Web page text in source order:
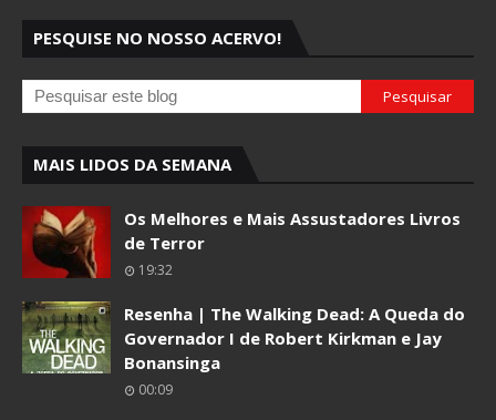
PESQUISE NO NOSSO ACERVO!
MAIS LIDOS DA SEMANA
Os Melhores e Mais Assustadores Livros
de Terror
19:32
Resenha | The Walking Dead: A Queda do
Governador I de Robert Kirkman e Jay
Bonansinga
00:09